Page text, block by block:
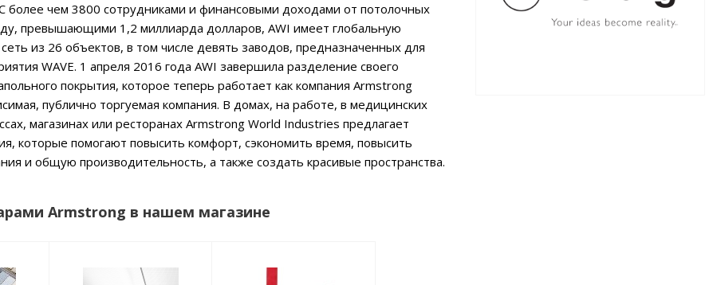
более чем 3800 сотрудниками и финансовыми доходами от потолочных
превышающими 1,2 миллиарда долларов, AWI имеет глобальную
из 26 объектов, в том числе девять заводов, предназначенных для
WAVE. 1 апреля 2016 года AWI завершила разделение своего
покрытия, которое теперь работает как компания Armstrong
публично торгуемая компания. В домах, на работе, в медицинских
магазинах или ресторанах Armstrong World Industries предлагает
которые помогают повысить комфорт, сэкономить время, повысить
и общую производительность, а также создать красивые пространства.
Armstrong в нашем магазине